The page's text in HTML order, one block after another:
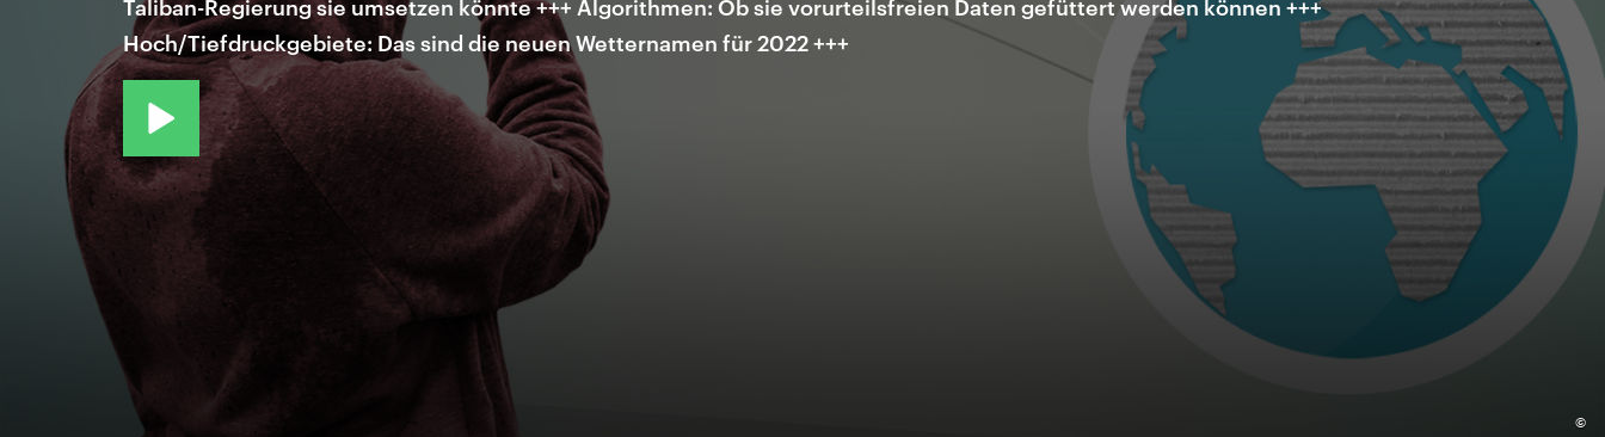
©
Taliban-Regierung sie umsetzen könnte +++ Algorithmen: Ob sie vorurteilsfreien Daten gefüttert werden können +++
Hoch/Tiefdruckgebiete: Das sind die neuen Wetternamen für 2022 +++